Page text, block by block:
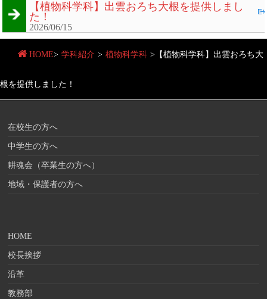
【植物科学科】出雲おろち大根を提供しまし
た！
2026/06/15
HOME> 学科紹介 > 植物科学科 > 【植物科学科】出雲おろち大
根を提供しました！
在校生の方へ
中学生の方へ
耕魂会（卒業生の方へ）
地域・保護者の方へ
HOME
校長挨拶
沿革
教務部